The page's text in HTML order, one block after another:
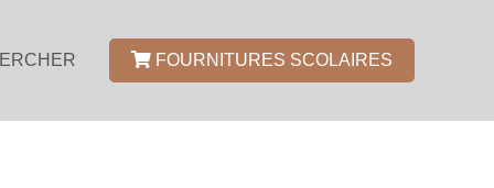
FOURNITURES SCOLAIRES